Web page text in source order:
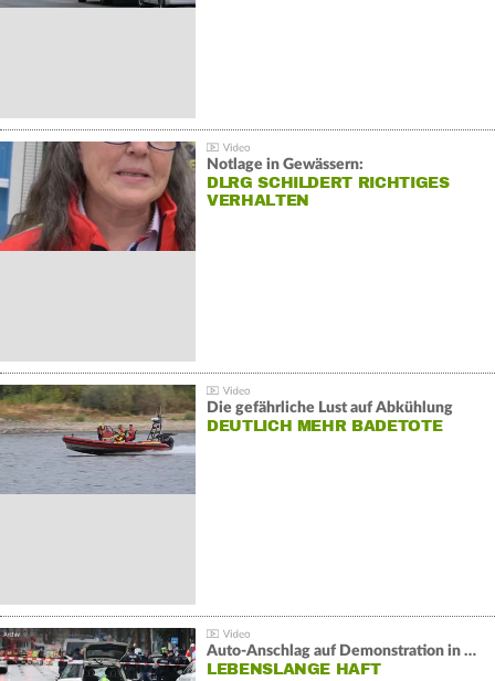
Notlage in Gewässern:
DLRG SCHILDERT RICHTIGES
VERHALTEN
Die gefährliche Lust auf Abkühlung
DEUTLICH MEHR BADETOTE
Auto-Anschlag auf Demonstration in München:
LEBENSLANGE HAFT